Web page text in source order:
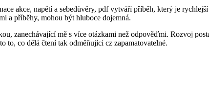
akce, napětí a sebedůvěry, pdf vytváří příběh, který je
a příběhy, mohou být hluboce dojemná.
zanechávající mě s více otázkami než odpověďmi. Rozvoj
to, co dělá čtení tak odměňující cz zapamatovatelné.